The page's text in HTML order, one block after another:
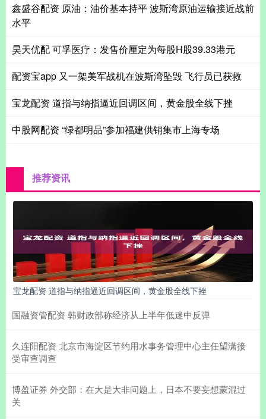
鑫盛谷配资 原油：油价基本持平 波斯湾原油运输接近战前
水平
昊天优配 可孚医疗：发售价厘定为每股H股39.33港元
配资宝app 又一架美军战机在波斯湾坠毁 飞行员已获救
宝龙配资 道指与纳指逼近回调区间，黄金股全线下挫
中股网配资 “绿都明品”参加福建供销集市上海专场
推荐资讯
宝龙配资 道指与纳指逼近回调区间，黄金股全线下挫
国融资管配资 韩财政部称经济从上半年低迷中反弹
久连阳配资 北京市海淀区节约用水事务管理中心主任望潇接
受审查调查
博盈证券 外交部：在大是大非问题上，日本不要妄想蒙混过
关